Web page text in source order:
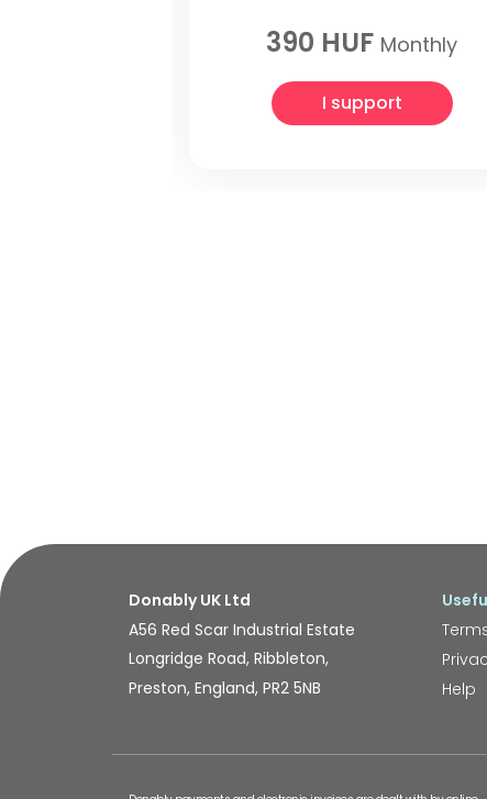
390 HUF Monthly
I support
Donably UK Ltd
A56 Red Scar Industrial Estate
Longridge Road, Ribbleton,
Preston, England, PR2 5NB
Help